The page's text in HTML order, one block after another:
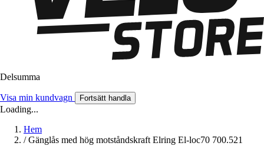
Delsumma
Visa min kundvagn Fortsätt handla
Loading...
Hem
/ Gänglås med hög motståndskraft Elring El-loc70 700.521